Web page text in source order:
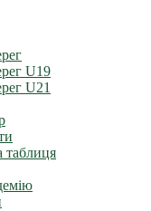
U19
U21
таблиця